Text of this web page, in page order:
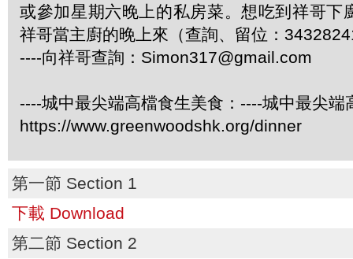
或參加星期六晚上的私房菜。想吃到祥哥下
祥哥當主廚的晚上來（查詢、留位：
----向祥哥查詢： Simon317@gmail.com
----城中最尖端高檔食生美食：----城中最尖端
https://www.greenwoodshk.org/dinner
第一節 Section 1
下載 Download
第二節 Section 2